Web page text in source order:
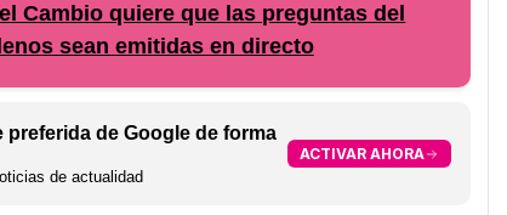
Cambio quiere que las preguntas del
sean emitidas en directo
de Google de forma
de actualidad
ACTIVAR AHORA